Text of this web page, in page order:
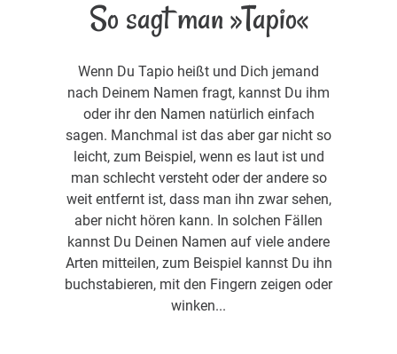
So sagt man »Tapio«
Wenn Du Tapio heißt und Dich jemand
nach Deinem Namen fragt, kannst Du ihm
oder ihr den Namen natürlich einfach
sagen. Manchmal ist das aber gar nicht so
leicht, zum Beispiel, wenn es laut ist und
man schlecht versteht oder der andere so
weit entfernt ist, dass man ihn zwar sehen,
aber nicht hören kann. In solchen Fällen
kannst Du Deinen Namen auf viele andere
Arten mitteilen, zum Beispiel kannst Du ihn
buchstabieren, mit den Fingern zeigen oder
winken...